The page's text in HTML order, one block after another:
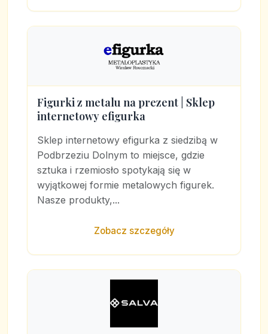
Figurki z metalu na prezent | Sklep
internetowy efigurka
Sklep internetowy efigurka z siedzibą w
Podbrzeziu Dolnym to miejsce, gdzie
sztuka i rzemiosło spotykają się w
wyjątkowej formie metalowych figurek.
Nasze produkty,...
Zobacz szczegóły